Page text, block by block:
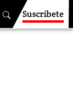
Suscríbete